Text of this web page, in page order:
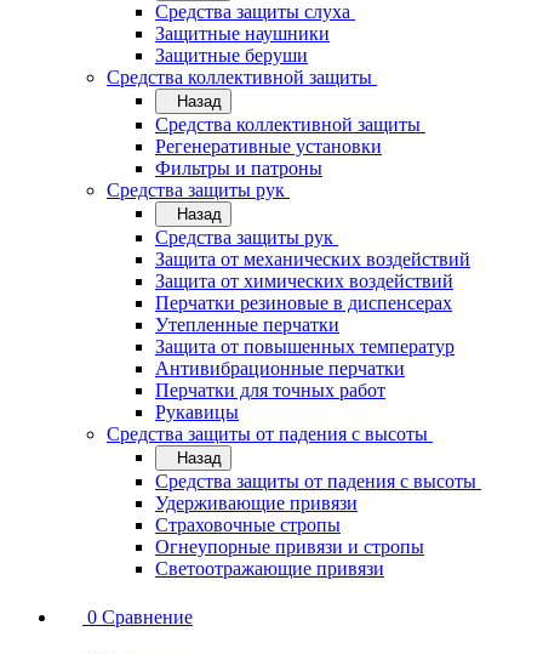
Средства защиты слуха
Защитные наушники
Защитные беруши
Средства коллективной защиты
Назад
Средства коллективной защиты
Регенеративные установки
Фильтры и патроны
Средства защиты рук
Назад
Средства защиты рук
Защита от механических воздействий
Защита от химических воздействий
Перчатки резиновые в диспенсерах
Утепленные перчатки
Защита от повышенных температур
Антивибрационные перчатки
Перчатки для точных работ
Рукавицы
Средства защиты от падения с высоты
Назад
Средства защиты от падения с высоты
Удерживающие привязи
Страховочные стропы
Огнеупорные привязи и стропы
Светоотражающие привязи
0 Сравнение